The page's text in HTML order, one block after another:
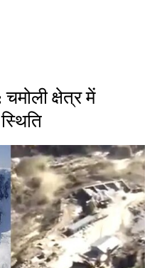
क्षेत्र में